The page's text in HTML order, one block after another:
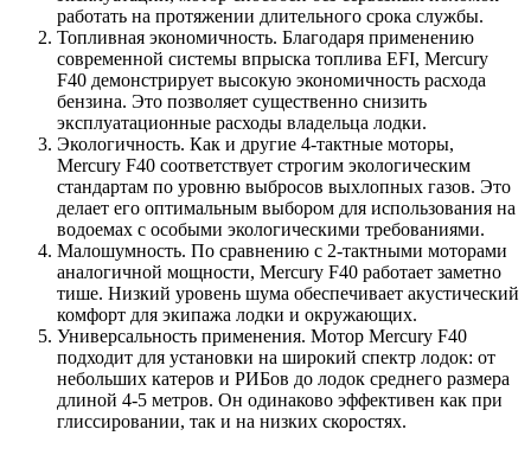
работать на протяжении длительного срока службы.
Топливная экономичность. Благодаря применению
современной системы впрыска топлива EFI, Mercury
F40 демонстрирует высокую экономичность расхода
бензина. Это позволяет существенно снизить
эксплуатационные расходы владельца лодки.
Экологичность. Как и другие 4-тактные моторы,
Mercury F40 соответствует строгим экологическим
стандартам по уровню выбросов выхлопных газов. Это
делает его оптимальным выбором для использования на
водоемах с особыми экологическими требованиями.
Малошумность. По сравнению с 2-тактными моторами
аналогичной мощности, Mercury F40 работает заметно
тише. Низкий уровень шума обеспечивает акустический
комфорт для экипажа лодки и окружающих.
Универсальность применения. Мотор Mercury F40
подходит для установки на широкий спектр лодок: от
небольших катеров и РИБов до лодок среднего размера
длиной 4-5 метров. Он одинаково эффективен как при
глиссировании, так и на низких скоростях.